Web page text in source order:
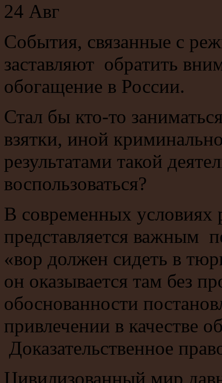
24 Авг
События, связанные с
заставляют обратить
обогащение в России.
Стал бы кто-то
взятки, иной
результатами такой
воспользоваться?
В современных условиях
представляется важным
«вор должен сидеть в
он оказывается там без
обоснованности
привлечении в качестве
Доказательственное
Цивилизованный мир